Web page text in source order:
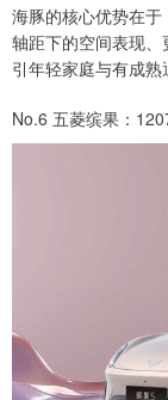
海豚的核心优势在
轴距下的空间表现
引年轻家庭与有成熟
No.6 五菱缤果：